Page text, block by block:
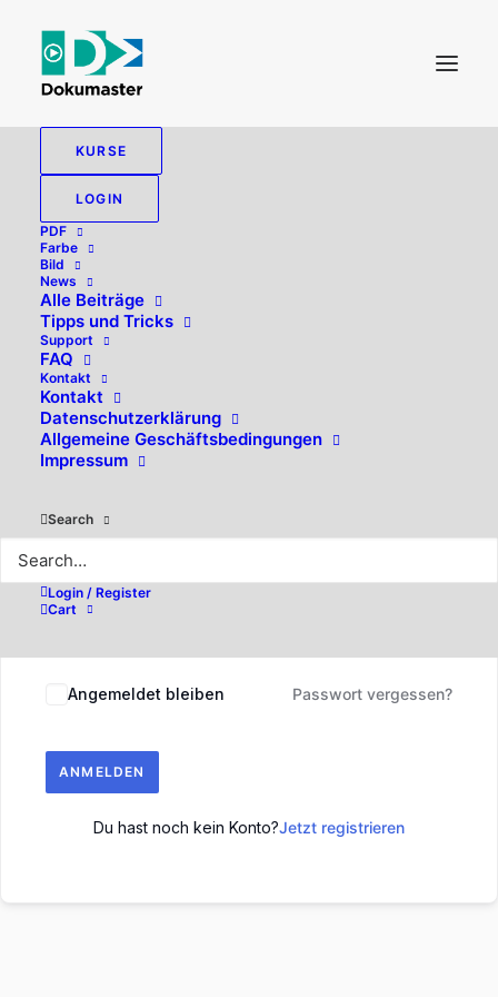
KURSE
LOGIN
PDF
Farbe
Bild
News
Alle Beiträge
Tipps und Tricks
Support
FAQ
Kontakt
Kontakt
Datenschutzerklärung
Allgemeine Geschäftsbedingungen
Impressum
Search
Login / Register
Cart
Hallo, willkommen zurück!
Angemeldet bleiben Passwort vergessen?
ANMELDEN
Du hast noch kein Konto?Jetzt registrieren